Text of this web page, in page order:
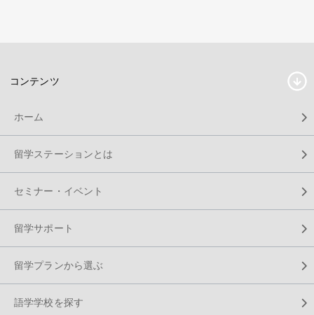
コンテンツ
ホーム
留学ステーションとは
セミナー・イベント
留学サポート
留学プランから選ぶ
語学学校を探す